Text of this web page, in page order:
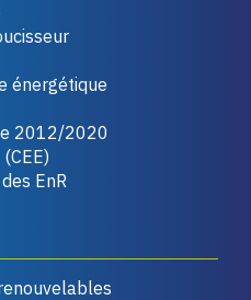
énergétique
2012/2020
EnR